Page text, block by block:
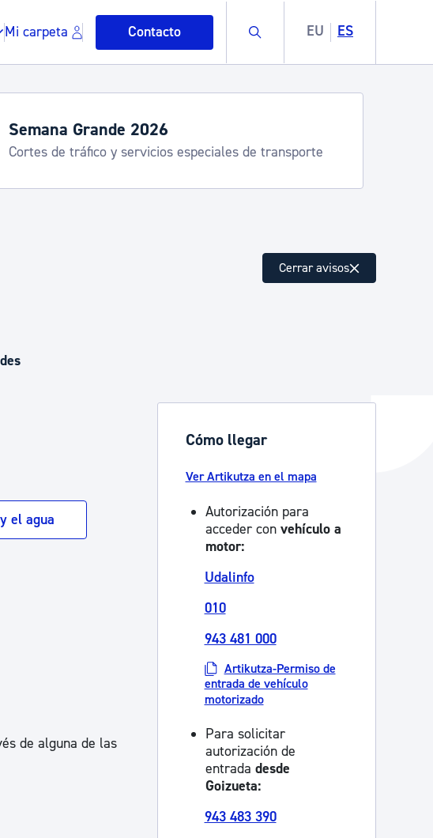
Mi carpeta Contacto Buscar EU ES
público, residuos y medioambiente
Derechos Humanos y convivencia
oficiales
Catálogo de trámites
Ayuda a la tramitación
Horarios y servicios de verano
Udalinfo, Donostia Kirola, Donostia Kultura, San Telmo,
Urgull, Hondalea, Turismo
Cerrar avisos
el agua
de alguna de las
Cómo llegar
Ver Artikutza en el mapa
Autorización para
acceder convehículo a
motor:
Udalinfo
010
943 481 000
Artikutza-Permiso de
entrada de vehículo
motorizado
Para solicitar
autorización de
entrada desde
Goizueta:
943 483 390